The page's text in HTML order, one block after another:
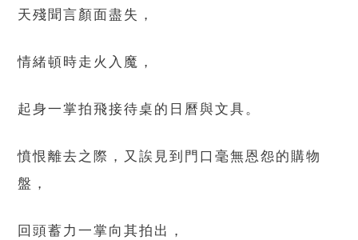
天殘聞言顏面盡失，
情緒頓時走火入魔，
起身一掌拍飛接待桌的日曆與文具。
憤恨離去之際，又誒見到門口毫無恩怨的購物
盤，
回頭蓄力一掌向其拍出，